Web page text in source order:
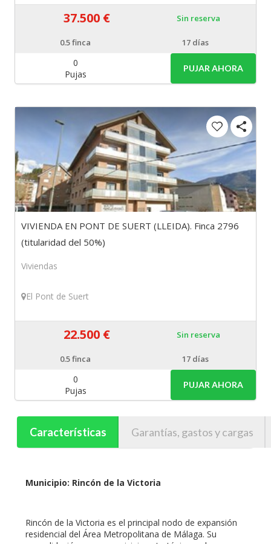
37.500 € Sin reserva
0.5finca 17 días
0
Pujas
PUJAR AHORA
VIVIENDA EN PONT DE SUERT (LLEIDA). Finca 2796
(titularidad del 50%)
Viviendas
El Pont de Suert
22.500 € Sin reserva
0.5finca 17 días
0
Pujas
PUJAR AHORA
Características Garantías, gastos y cargas
Municipio: Rincón de la Victoria
Rincón de la Victoria es el principal nodo de expansión
residencial del Área Metropolitana de Málaga. Su